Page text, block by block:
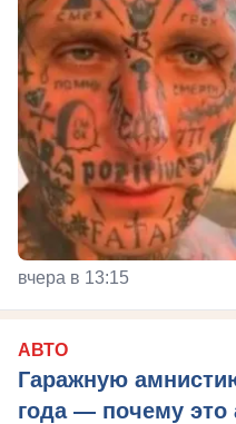
вчера в 13:15
АВТО
Гаражную
года — почему это